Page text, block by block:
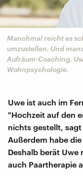
Manchmal reicht es
umzustellen. Und
Aufräum-Coaching.
Wohnpsychologie.
Uwe ist auch im
"Hochzeit auf den
nichts gestellt,
Außerdem habe
Deshalb berät
auch Paartherapie